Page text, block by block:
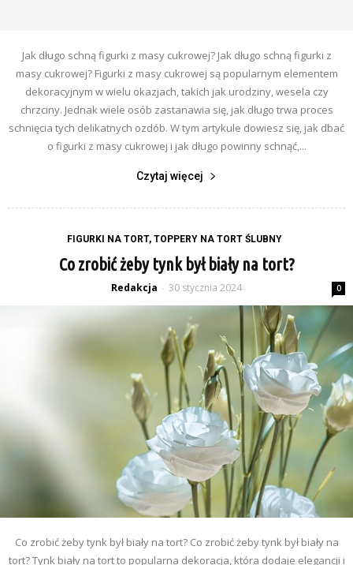
Jak długo schną figurki z masy cukrowej? Jak długo schną figurki z
masy cukrowej? Figurki z masy cukrowej są popularnym elementem
dekoracyjnym w wielu okazjach, takich jak urodziny, wesela czy
chrzciny. Jednak wiele osób zastanawia się, jak długo trwa proces
schnięcia tych delikatnych ozdób. W tym artykule dowiesz się, jak dbać
o figurki z masy cukrowej i jak długo powinny schnąć,...
Czytaj więcej
FIGURKI NA TORT, TOPPERY NA TORT ŚLUBNY
Co zrobić żeby tynk był biały na tort?
Redakcja - 30 stycznia 2024 0
Co zrobić żeby tynk był biały na tort? Co zrobić żeby tynk był biały na
tort? Tynk biały na tort to popularna dekoracja, która dodaje elegancji i